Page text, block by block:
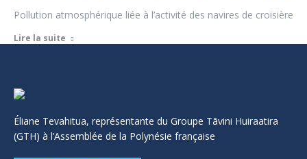
Pollution atmosphérique liée à l’activité des navires de croisière
Lire la suite
Éliane Tevahitua, représentante du Groupe Tāvini Huiraatira
(GTH) à l’Assemblée de la Polynésie française